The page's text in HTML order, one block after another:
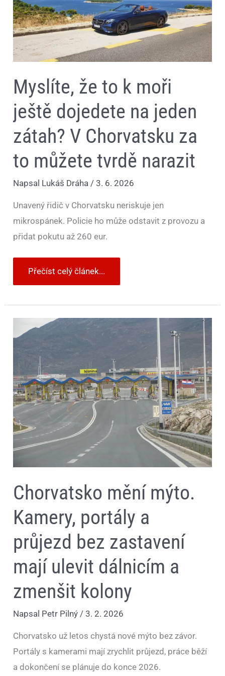
Myslíte, že to k moři
ještě dojedete na jeden
zátah? V Chorvatsku za
to můžete tvrdě narazit
Napsal Lukáš Dráha/3. 6. 2026
Unavený řidič v Chorvatsku neriskuje jen
mikrospánek. Policie ho může odstavit z provozu a
přidat pokutu až 260 eur.
moři
ještě
dojedete
na
jeden
zátah?
V
Chorvatsku
můžete
tvrdě
narazit
Přečíst celý článek...
Chorvatsko mění mýto.
Kamery, portály a
průjezd bez zastavení
mají ulevit dálnicím a
zmenšit kolony
Napsal Petr Pilný /3. 2. 2026
Chorvatsko už letos chystá nové mýto bez závor.
Portály s kamerami mají zrychlit průjezd, práce běží
a dokončení se plánuje do konce 2026.
Chorvatsko
mění
portály
průjezd
bez
zastavení
mají
ulevit
dálnicím
a
zmenšit
kolony